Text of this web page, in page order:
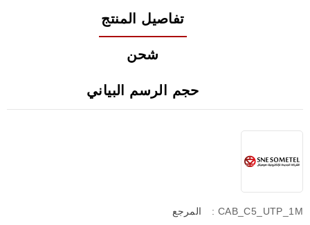
تفاصيل المنتج
شحن
حجم الرسم البياني
المرجع : CAB_C5_UTP_1M